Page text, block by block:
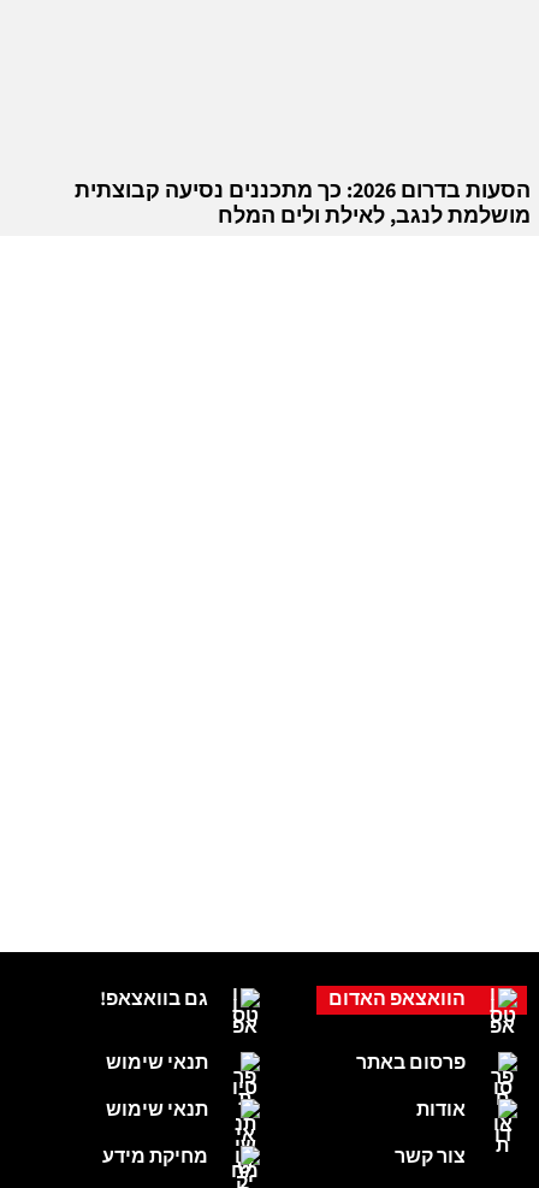
הסעות בדרום 2026: כך מתכננים נסיעה קבוצתית
מושלמת לנגב, לאילת ולים המלח
גם בוואצאפ!
תנאי שימוש
תנאי שימוש
מחיקת מידע
הוואצאפ האדום
פרסום באתר
אודות
צור קשר